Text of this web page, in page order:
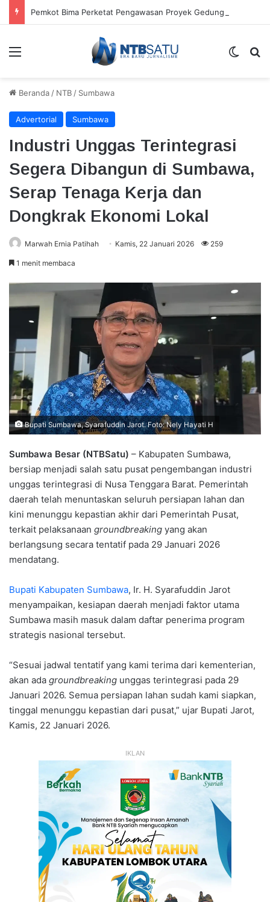
Menu
Beranda / NTB / Sumbawa
Advertorial Sumbawa
Industri Unggas Terintegrasi
Segera Dibangun di Sumbawa,
Serap Tenaga Kerja dan
Dongkrak Ekonomi Lokal
Marwah Ernia Patihah Kamis, 22 Januari 2026 259
1 menit membaca
Bupati Sumbawa, Syarafuddin Jarot. Foto: Nely Hayati H
Sumbawa Besar (NTBSatu) – Kabupaten Sumbawa,
bersiap menjadi salah satu pusat pengembangan industri
unggas terintegrasi di Nusa Tenggara Barat. Pemerintah
daerah telah menuntaskan seluruh persiapan lahan dan
kini menunggu kepastian akhir dari Pemerintah Pusat,
terkait pelaksanaan groundbreaking yang akan
berlangsung secara tentatif pada 29 Januari 2026
mendatang.
Bupati Kabupaten Sumbawa, Ir. H. Syarafuddin Jarot
menyampaikan, kesiapan daerah menjadi faktor utama
Sumbawa masih masuk dalam daftar penerima program
strategis nasional tersebut.
“Sesuai jadwal tentatif yang kami terima dari kementerian,
akan ada groundbreaking unggas terintegrasi pada 29
Januari 2026. Semua persiapan lahan sudah kami siapkan,
tinggal menunggu kepastian dari pusat,” ujar Bupati Jarot,
Kamis, 22 Januari 2026.
IKLAN